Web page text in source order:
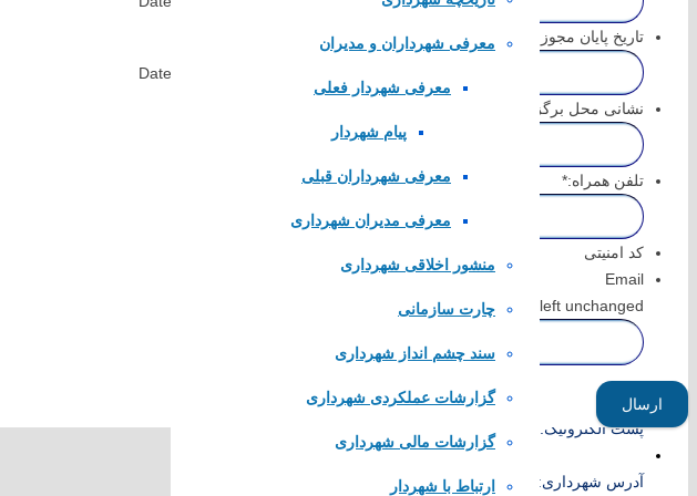
معرفی شهرداران و مدیران
معرفی شهردار فعلی
پیام شهردار
معرفی شهرداران قبلی
معرفی مدیران شهرداری
منشور اخلاقی شهرداری
چارت سازمانی
سند چشم انداز شهرداری
گزارشات عملکردی شهرداری
گزارشات مالی شهرداری
ارتباط با شهردار
تاریخ پایان مجوز درخواستی *
Date Format: MM slash DD slash YYYY
نشانی محل برگزاری
تلفن همراه:*
کد امنیتی
Email
This field is for validation purposes and should be left unchanged.
سازمان شهرداری ها و دهیاری های کشور
لینک های محلی
استانداری اصفهان
فرمانداری مبارکه
بنیاد مسکن مبارکه
شرکت مخابرات مبارکه
پایگاه همیاری شهرداری های اصفهان
تماس با
پست الکترونیک:
آدرس شهرداری: شهرستان مبارکه، شهر کرکوند، انتهای بلوار امام خمینی